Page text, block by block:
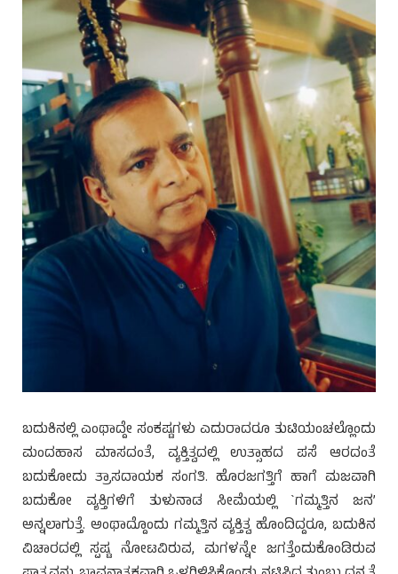
ಬದುಕಿನಲ್ಲಿ ಎಂಥಾದ್ದೇ ಸಂಕಷ್ಟಗಳು ಎದುರಾದರೂ ತುಟಿಯಂಚಲ್ಲೊಂದು
ಮಂದಹಾಸ ಮಾಸದಂತೆ, ವ್ಯಕ್ತಿತ್ವದಲ್ಲಿ ಉತ್ಸಾಹದ ಪಸೆ ಆರದಂತೆ
ಬದುಕೋದು ತ್ರಾಸದಾಯಕ ಸಂಗತಿ. ಹೊರಜಗತ್ತಿಗೆ ಹಾಗೆ ಮಜವಾಗಿ
ಬದುಕೋ ವ್ಯಕ್ತಿಗಳಿಗೆ ತುಳುನಾಡ ಸೀಮೆಯಲ್ಲಿ `ಗಮ್ಮತ್ತಿನ ಜನ’
ಅನ್ನಲಾಗುತ್ತೆ. ಅಂಥಾದ್ದೊಂದು ಗಮ್ಮತ್ತಿನ ವ್ಯಕ್ತಿತ್ವ ಹೊಂದಿದ್ದರೂ, ಬದುಕಿನ
ವಿಚಾರದಲ್ಲಿ ಸ್ಪಷ್ಟ ನೋಟವಿರುವ, ಮಗಳನ್ನೇ ಜಗತ್ತೆಂದುಕೊಂಡಿರುವ